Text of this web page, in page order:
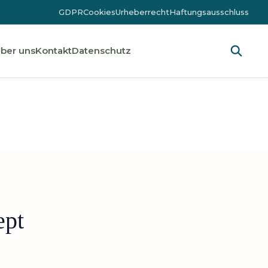
GDPRCookiesUrheberrechtHaftungsausschluss
unsKontaktDatenschutz